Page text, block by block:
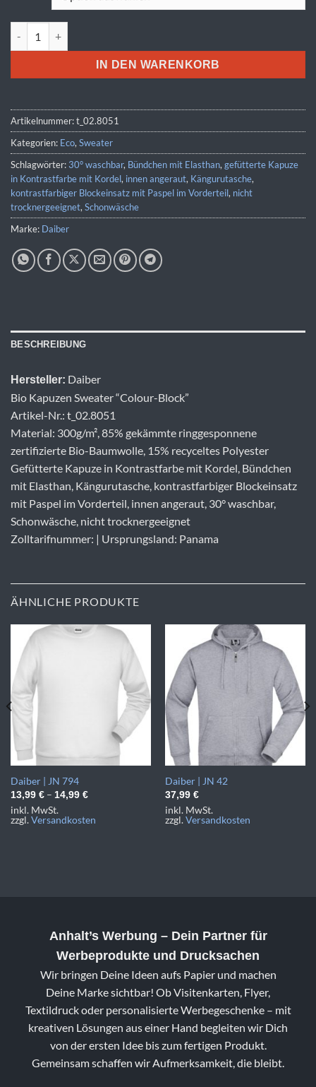
IN DEN WARENKORB
Artikelnummer:t_02.8051
Kategorien: Eco,Sweater
Schlagwörter: 30° waschbar, Bündchen mit Elasthan,gefütterte Kapuze
in Kontrastfarbe mit Kordel, innen angeraut, Kängurutasche,
kontrastfarbiger Blockeinsatz mit Paspel im Vorderteil, nicht
trocknergeeignet,Schonwäsche
Marke: Daiber
BESCHREIBUNG
Hersteller: Daiber
Bio Kapuzen Sweater “Colour-Block”
Artikel-Nr.: t_02.8051
Material: 300g/m², 85% gekämmte ringgesponnene
zertifizierte Bio-Baumwolle, 15% recyceltes Polyester
Gefütterte Kapuze in Kontrastfarbe mit Kordel, Bündchen
mit Elasthan, Kängurutasche, kontrastfarbiger Blockeinsatz
mit Paspel im Vorderteil, innen angeraut, 30° waschbar,
Schonwäsche, nicht trocknergeeignet
Zolltarifnummer: | Ursprungsland: Panama
ÄHNLICHE PRODUKTE
Daiber | JN 794
13,99 €– 14,99 €
inkl. MwSt.
zzgl.Versandkosten
Daiber | JN 42
37,99 €
inkl. MwSt.
zzgl.Versandkosten
Anhalt’s Werbung – Dein Partner für
Werbeprodukte und Drucksachen
Wir bringen Deine Ideen aufs Papier und machen
Deine Marke sichtbar! Ob Visitenkarten, Flyer,
Textildruck oder personalisierte Werbegeschenke – mit
kreativen Lösungen aus einer Hand begleiten wir Dich
von der ersten Idee bis zum fertigen Produkt.
Gemeinsam schaffen wir Aufmerksamkeit, die bleibt.